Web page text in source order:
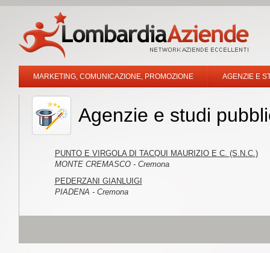
MARKETING, COMUNICAZIONE, PROMOZIONE AGENZIE E
Agenzie e studi
PUNTO E VIRGOLA DI TACQUI MAURIZIO E C. (S.N.C.)
MONTE CREMASCO - Cremona
PEDERZANI GIANLUIGI
PIADENA - Cremona